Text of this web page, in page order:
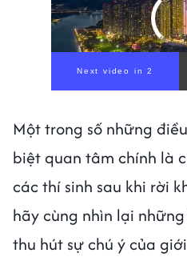
00:00/ 01:05
Một trong số những
biệt quan tâm chính là
các thí sinh sau khi rời
hãy cùng nhìn lại
thu hút sự chú ý của